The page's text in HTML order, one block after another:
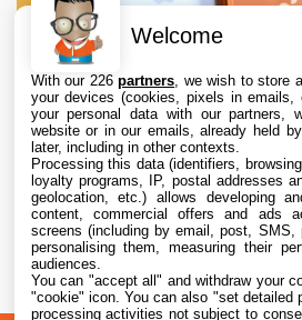
Apple augmente les
iPhone, iPad, Mac et Apple
6 Aug. 2026 • 19:02
Welcome
With our 226partners , we wish to store
your devices (cookies, pixels in emails,
your personal data with our partners,
website or in our emails, already held
later, including in other contexts.
Processing this data (identifiers,
loyalty programs, IP, postal addresses
geolocation, etc.) allows developing
content, commercial offers and ads
screens (including by email, post, SMS,
personalising them, measuring their
audiences.
You can "accept all" and withdraw your
"cookie" icon. You can also "set detailed
processing activities not subject to